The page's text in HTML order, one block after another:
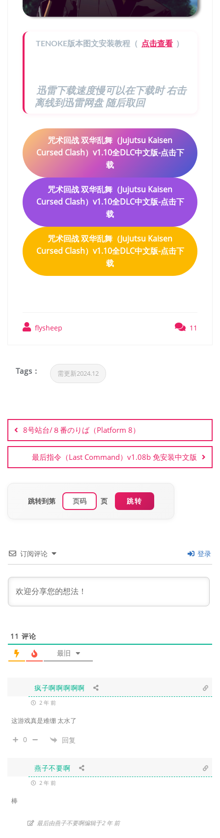
TENOKE版本图文安装教程（ 点击查看 ）
迅雷下载速度慢可以在下载时 右击
离线到迅雷网盘 随后取回
咒术回战 双华乱舞（Jujutsu Kaisen
Cursed Clash）v1.10全DLC中文版-点击下
载
咒术回战 双华乱舞（Jujutsu Kaisen
Cursed Clash）v1.10全DLC中文版-点击下
载
咒术回战 双华乱舞（Jujutsu Kaisen
Cursed Clash）v1.10全DLC中文版-点击下
载
flysheep 11
Tags : 需更新2024.12
章
导
航
8号站台/８番のりば（Platform 8）
最后指令（Last Command）v1.08b 免安装中文版
跳转到第 页 跳转
订阅评论 登录
11 评论
最旧
疯子啊啊啊啊啊
2 年 前
这游戏真是难绷 太水了
0 回复
燕子不要啊
2 年 前
棒
最后由燕子不要啊编辑于2 年 前